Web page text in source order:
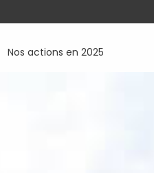
Nos actions en 2025